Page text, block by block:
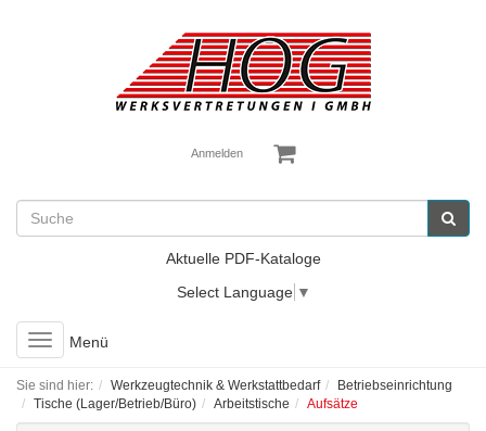
Anmelden
Aktuelle PDF-Kataloge
Select Language ▼
Toggle
navigation
Menü
Sie sind hier: Werkzeugtechnik & Werkstattbedarf
Betriebseinrichtung
Tische (Lager/Betrieb/Büro)
Arbeitstische Aufsätze